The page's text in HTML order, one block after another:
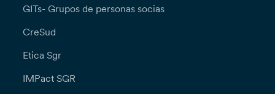
GITs- Grupos de personas socias
CreSud
Etica Sgr
IMPact SGR